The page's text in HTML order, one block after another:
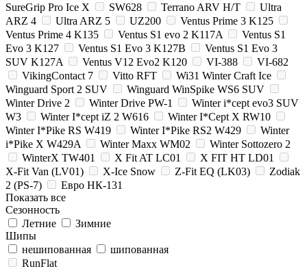
SureGrip Pro Ice X
SW628 Terrano ARV H/T
Ultra
ARZ 4
Ultra ARZ 5 UZ200
Ventus Prime 3 K125
Ventus Prime 4 K135
Ventus S1 evo 2 K117A
Ventus S1
Evo 3 K127
Ventus S1 Evo 3 K127B
Ventus S1 Evo 3
SUV K127A
Ventus V12 Evo2 K120 VI-388
VI-682
VikingContact 7
Vitto RFT
Wi31 Winter Craft Ice
Winguard Sport 2 SUV
Winguard WinSpike WS6 SUV
Winter Drive 2
Winter Drive PW-1
Winter i*cept evo3 SUV
W3
Winter I*cept iZ 2 W616
Winter I*Cept X RW10
Winter I*Pike RS W419
Winter I*Pike RS2 W429
Winter
i*Pike X W429A
Winter Maxx WM02
Winter Sottozero 2
WinterX TW401
X Fit AT LC01
X FIT HT LD01
X-Fit Van (LV01)
X-Ice Snow Z-Fit EQ (LK03)
Zodiak
2 (PS-7)
Евро НК-131
Показать все
Сезонность
Летние
Зимние
Шипы
нешипованная
шипованная
RunFlat